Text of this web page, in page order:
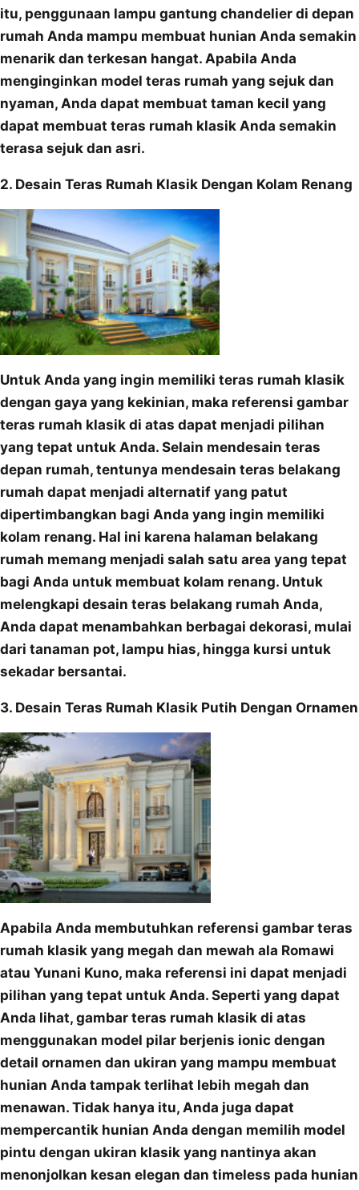
itu, penggunaan lampu gantung chandelier di depan
rumah Anda mampu membuat hunian Anda semakin
menarik dan terkesan hangat. Apabila Anda
menginginkan model teras rumah yang sejuk dan
nyaman, Anda dapat membuat taman kecil yang
dapat membuat teras rumah klasik Anda semakin
terasa sejuk dan asri.
2. Desain Teras Rumah Klasik Dengan Kolam Renang
Untuk Anda yang ingin memiliki teras rumah klasik
dengan gaya yang kekinian, maka referensi gambar
teras rumah klasik di atas dapat menjadi pilihan
yang tepat untuk Anda. Selain mendesain teras
depan rumah, tentunya mendesain teras belakang
rumah dapat menjadi alternatif yang patut
dipertimbangkan bagi Anda yang ingin memiliki
kolam renang. Hal ini karena halaman belakang
rumah memang menjadi salah satu area yang tepat
bagi Anda untuk membuat kolam renang. Untuk
melengkapi desain teras belakang rumah Anda,
Anda dapat menambahkan berbagai dekorasi, mulai
dari tanaman pot, lampu hias, hingga kursi untuk
sekadar bersantai.
3. Desain Teras Rumah Klasik Putih Dengan Ornamen
Apabila Anda membutuhkan referensi gambar teras
rumah klasik yang megah dan mewah ala Romawi
atau Yunani Kuno, maka referensi ini dapat menjadi
pilihan yang tepat untuk Anda. Seperti yang dapat
Anda lihat, gambar teras rumah klasik di atas
menggunakan model pilar berjenis ionic dengan
detail ornamen dan ukiran yang mampu membuat
hunian Anda tampak terlihat lebih megah dan
menawan. Tidak hanya itu, Anda juga dapat
mempercantik hunian Anda dengan memilih model
pintu dengan ukiran klasik yang nantinya akan
menonjolkan kesan elegan dan timeless pada hunian